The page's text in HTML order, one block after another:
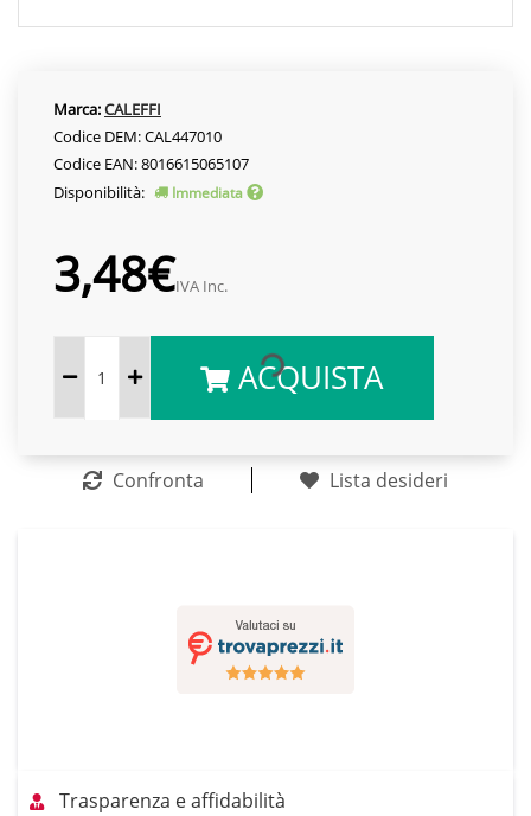
Marca:CALEFFI
Codice DEM: CAL447010
Codice EAN: 8016615065107
Disponibilità:
Immediata
3,48€IVA Inc.
ACQUISTA
Confronta Lista desideri
Trasparenza e affidabilità